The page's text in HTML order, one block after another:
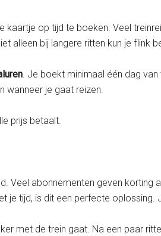
kaartje op tijd te boeken. Veel
alleen bij langere ritten kun je flink
. Je boekt minimaal één dag
wanneer je gaat reizen.
prijs betaalt.
Veel abonnementen geven korting
je tijd, is dit een perfecte oplossing.
met de trein gaat. Na een paar